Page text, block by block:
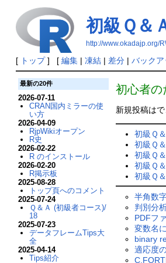
初級Ｑ＆
http://www.okadajp.org/
[ トップ] [ 編集| 凍結| 差分| バックア
初心者の
新規投稿はで
初級Ｑ
初級Ｑ
初級Ｑ
初級Ｑ
初級Ｑ
半角数
判別分
PDFフ
変数名
binary
適応度
最新の20件
2026-07-11
CRAN国内ミラーの使
い方
2026-04-09
RjpWikiオープン
R史
2026-02-22
R のインストール
2026-02-20
R掲示板
2025-08-28
トップ頁へのコメント
2025-07-24
Ｑ＆Ａ (初級者コース)/
18
2025-07-23
データフレームTips大
全
2025-04-14
Tips紹介